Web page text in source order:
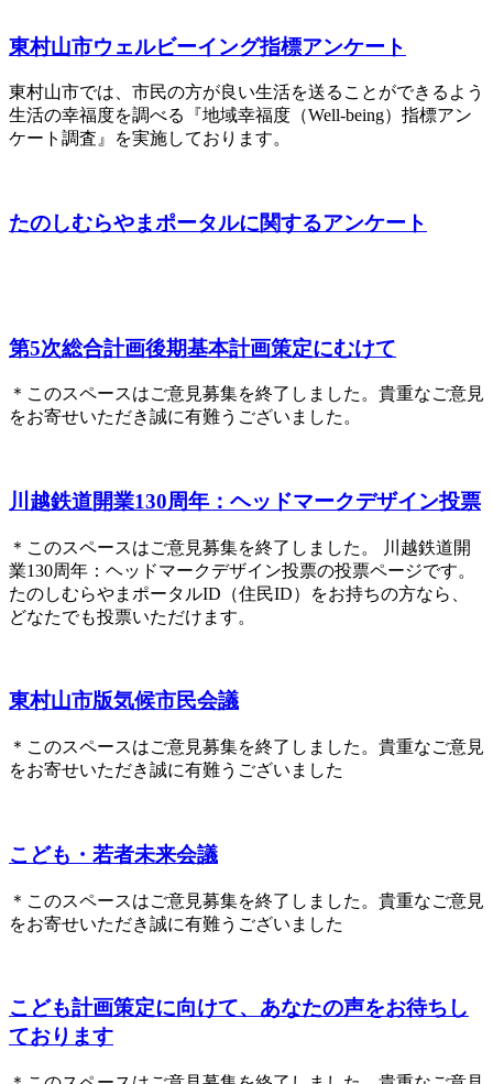
東村山市ウェルビーイング指標アンケート
東村山市では、市民の方が良い生活を送ることができるよう
生活の幸福度を調べる『地域幸福度（Well-being）指標アン
ケート調査』を実施しております。
たのしむらやまポータルに関するアンケート
第5次総合計画後期基本計画策定にむけて
＊このスペースはご意見募集を終了しました。貴重なご意見
をお寄せいただき誠に有難うございました。
川越鉄道開業130周年：ヘッドマークデザイン投票
＊このスペースはご意見募集を終了しました。 川越鉄道開
業130周年：ヘッドマークデザイン投票の投票ページです。
たのしむらやまポータルID（住民ID）をお持ちの方なら、
どなたでも投票いただけます。
東村山市版気候市民会議
＊このスペースはご意見募集を終了しました。貴重なご意見
をお寄せいただき誠に有難うございました
こども・若者未来会議
＊このスペースはご意見募集を終了しました。貴重なご意見
をお寄せいただき誠に有難うございました
こども計画策定に向けて、あなたの声をお待ちし
ております